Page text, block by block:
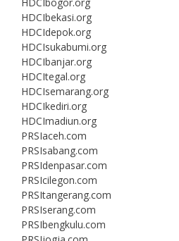
HDCIbekasi.org
HDCIdepok.org
HDCIsukabumi.org
HDCIbanjar.org
HDCItegal.org
HDCIsemarang.org
HDCIkediri.org
HDCImadiun.org
PRSIaceh.com
PRSIsabang.com
PRSIdenpasar.com
PRSIcilegon.com
PRSItangerang.com
PRSIserang.com
PRSIbengkulu.com